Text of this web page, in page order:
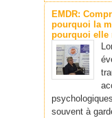
EMDR:
pourquoi la
pourquoi elle
souvent à